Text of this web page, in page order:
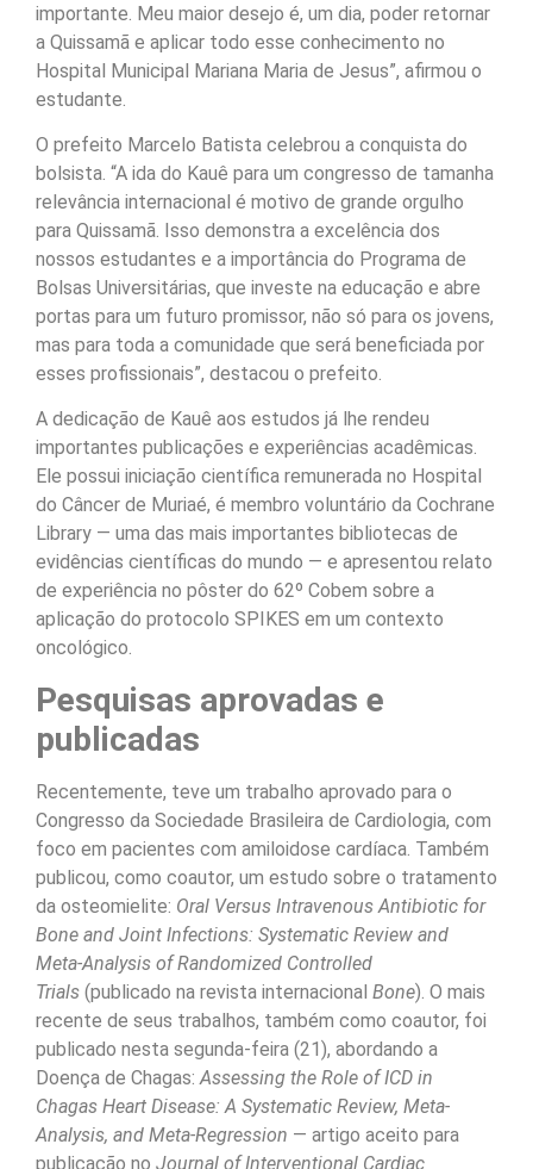
importante. Meu maior desejo é, um dia, poder retornar
a Quissamã e aplicar todo esse conhecimento no
Hospital Municipal Mariana Maria de Jesus”, afirmou o
estudante.
O prefeito Marcelo Batista celebrou a conquista do
bolsista. “A ida do Kauê para um congresso de tamanha
relevância internacional é motivo de grande orgulho
para Quissamã. Isso demonstra a excelência dos
nossos estudantes e a importância do Programa de
Bolsas Universitárias, que investe na educação e abre
portas para um futuro promissor, não só para os jovens,
mas para toda a comunidade que será beneficiada por
esses profissionais”, destacou o prefeito.
A dedicação de Kauê aos estudos já lhe rendeu
importantes publicações e experiências acadêmicas.
Ele possui iniciação científica remunerada no Hospital
do Câncer de Muriaé, é membro voluntário da Cochrane
Library — uma das mais importantes bibliotecas de
evidências científicas do mundo — e apresentou relato
de experiência no pôster do 62º Cobem sobre a
aplicação do protocolo SPIKES em um contexto
oncológico.
Pesquisas aprovadas e
publicadas
Recentemente, teve um trabalho aprovado para o
Congresso da Sociedade Brasileira de Cardiologia, com
foco em pacientes com amiloidose cardíaca. Também
publicou, como coautor, um estudo sobre o tratamento
da osteomielite: Oral Versus Intravenous Antibiotic for
Bone and Joint Infections: Systematic Review and
Meta-Analysis of Randomized Controlled
Trials (publicado na revista internacional Bone). O mais
recente de seus trabalhos, também como coautor, foi
publicado nesta segunda-feira (21), abordando a
Doença de Chagas: Assessing the Role of ICD in
Chagas Heart Disease: A Systematic Review, Meta-
Analysis, and Meta-Regression — artigo aceito para
publicação no Journal of Interventional Cardiac